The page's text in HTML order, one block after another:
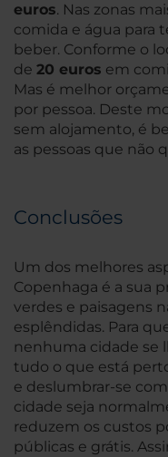
euros. Nas zonas
comida e água para
beber. Conforme o
de 20 euros em
Mas é melhor
por pessoa. Deste
sem alojamento, é
as pessoas que não
Conclusões
Um dos melhores
Copenhaga é a sua
verdes e paisagens
esplêndidas. Para
nenhuma cidade se
tudo o que está
e deslumbrar-se
cidade seja
reduzem os custos
públicas e grátis.